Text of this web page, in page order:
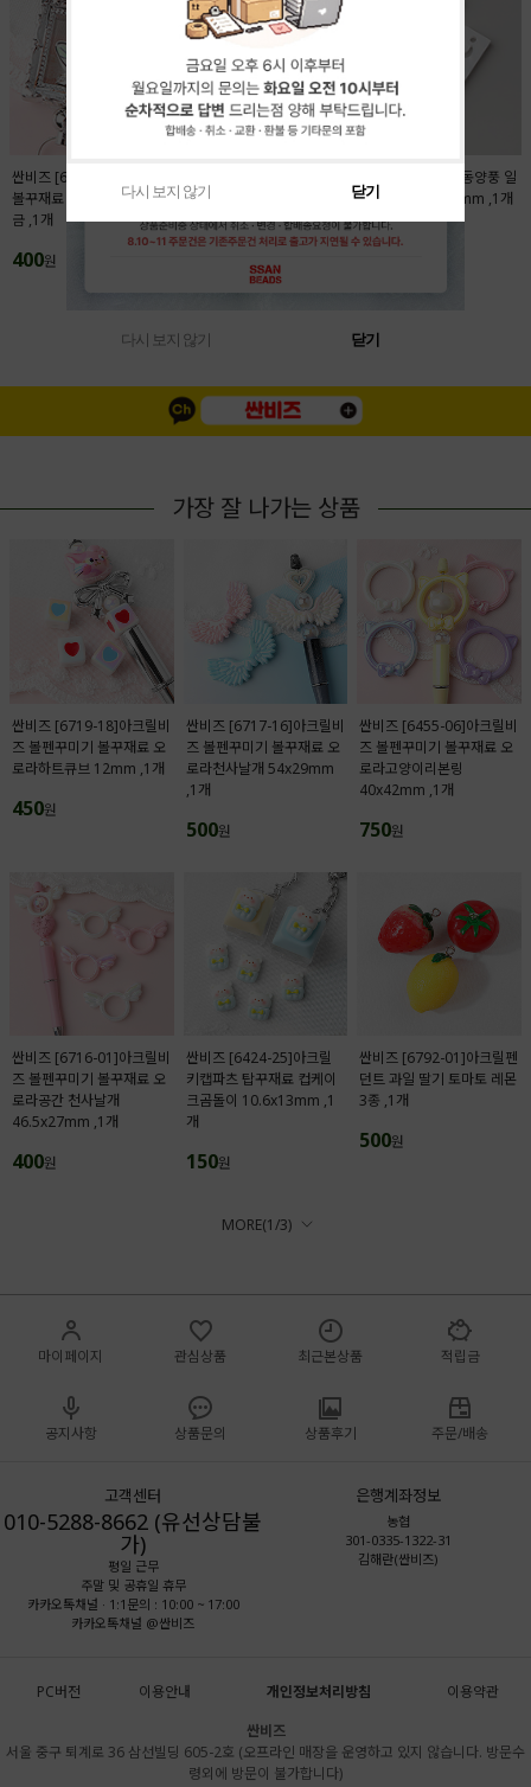
싼비즈 [6716-13]아크릴비즈 볼펜꾸미기
볼꾸재료 액자프레임 28x31.5mm 메탈도
금 ,1개
400원
싼비즈 [6709-12]아크릴펜던트 동양풍 일
본풍 탄자쿠 자개행운부적 7x30mm ,1개
200원
가장 잘 나가는 상품
싼비즈 [6719-18]아크릴비
즈 볼펜꾸미기 볼꾸재료 오
로라하트큐브 12mm ,1개
450원
싼비즈 [6717-16]아크릴비
즈 볼펜꾸미기 볼꾸재료 오
로라천사날개 54x29mm
,1개
500원
싼비즈 [6455-06]아크릴비
즈 볼펜꾸미기 볼꾸재료 오
로라고양이리본링
40x42mm ,1개
750원
싼비즈 [6716-01]아크릴비
즈 볼펜꾸미기 볼꾸재료 오
로라공간 천사날개
46.5x27mm ,1개
400원
싼비즈 [6424-25]아크릴
키캡파츠 탑꾸재료 컵케이
크곰돌이 10.6x13mm ,1
개
150원
싼비즈 [6792-01]아크릴펜
던트 과일 딸기 토마토 레몬
3종 ,1개
500원
MORE(1/3)
마이페이지 관심상품 최근본상품 적립금
공지사항 상품문의 상품후기 주문/배송
고객센터
010-5288-8662 (유선상담불
가)
평일 근무
주말 및 공휴일 휴무
카카오톡채널 · 1:1문의 : 10:00 ~ 17:00
카카오톡채널 @싼비즈
은행계좌정보
농협
301-0335-1322-31
김해란(싼비즈)
PC버전 이용안내 개인정보처리방침
이용약관
싼비즈
서울 중구 퇴계로 36 삼선빌딩 605-2호 (오프라인 매장을 운영하고 있지 않습니다. 방문수
령외에 방문이 불가합니다)
다시 보지 않기 닫기
다시 보지 않기 닫기